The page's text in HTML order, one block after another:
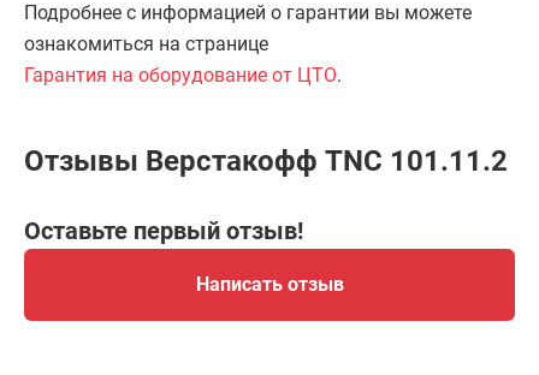
Подробнее с информацией о гарантии вы можете
ознакомиться на странице
Гарантия на оборудование от ЦТО.
Отзывы Верстакофф TNC 101.11.2
Оставьте первый отзыв!
Написать отзыв